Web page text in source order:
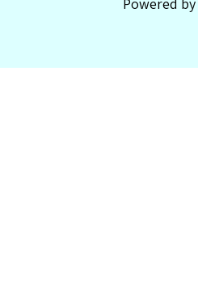
Powered by